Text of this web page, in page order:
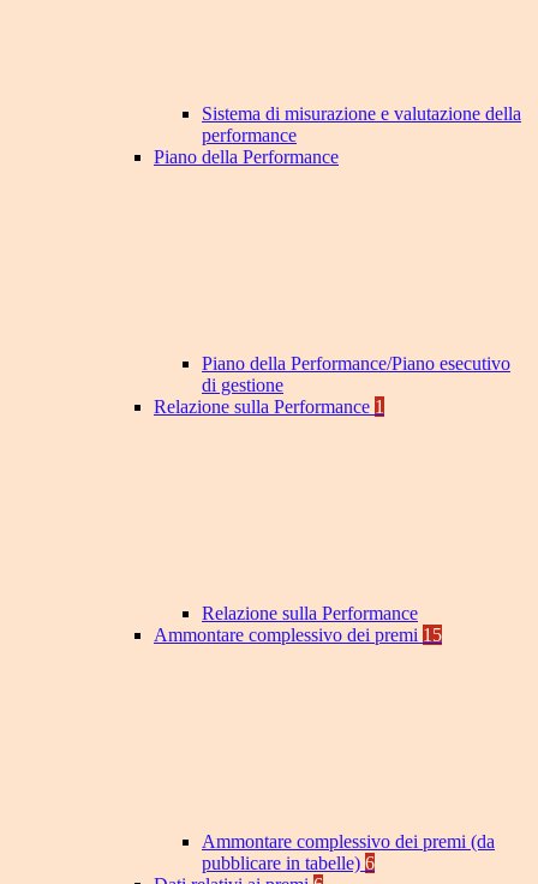
Sistema di misurazione e valutazione della
performance
Piano della Performance
Piano della Performance/Piano esecutivo
di gestione
Relazione sulla Performance 1
Relazione sulla Performance
Ammontare complessivo dei premi 15
Ammontare complessivo dei premi (da
pubblicare in tabelle) 6